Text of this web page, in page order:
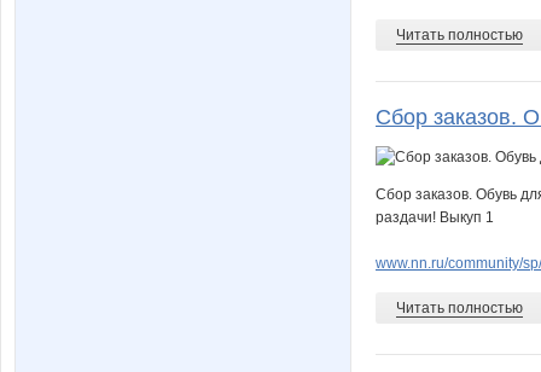
Читать полностью
Сбор заказов.
Сбор заказов. Обувь
раздачи! Выкуп 1
www.nn.ru/community/
Читать полностью